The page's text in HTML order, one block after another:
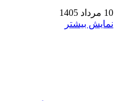
10 مرداد 1405
نمایش بیشتر